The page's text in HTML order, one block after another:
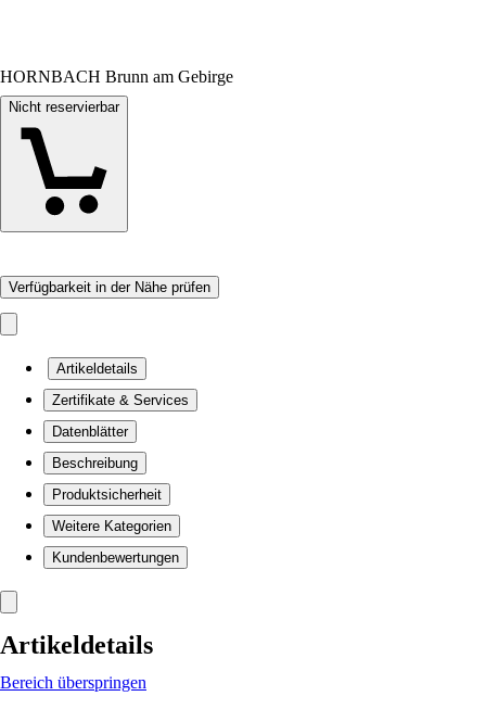
HORNBACH Brunn am Gebirge
Nicht reservierbar
Verfügbarkeit in der Nähe prüfen
Artikeldetails
Zertifikate & Services
Datenblätter
Beschreibung
Produktsicherheit
Weitere Kategorien
Kundenbewertungen
Artikeldetails
Bereich überspringen